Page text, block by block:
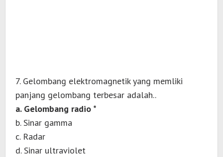
7. Gelombang elektromagnetik yang memliki
panjang gelombang terbesar adalah..
a. Gelombang radio *
b. Sinar gamma
c. Radar
d. Sinar ultraviolet